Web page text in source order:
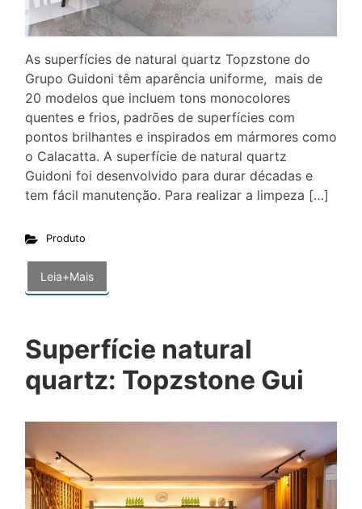
As superfícies de natural quartz Topzstone do
Grupo Guidoni têm aparência uniforme, mais de
20 modelos que incluem tons monocolores
quentes e frios, padrões de superfícies com
pontos brilhantes e inspirados em mármores como
o Calacatta. A superfície de natural quartz
Guidoni foi desenvolvido para durar décadas e
tem fácil manutenção. Para realizar a limpeza […]
Produto
Leia+Mais
Superfície natural
quartz: Topzstone Gui